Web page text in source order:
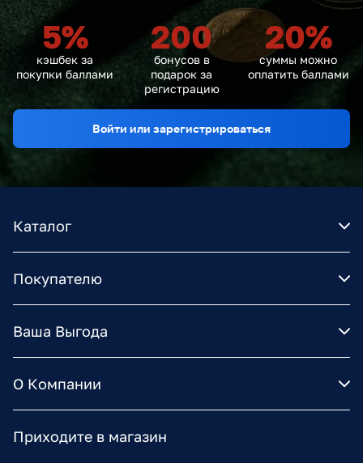
5%
кэшбек за
покупки баллами
200
бонусов в
подарок за
регистрацию
20%
суммы можно
оплатить баллами
Войти или зарегистрироваться
Каталог
Покупателю
Ваша Выгода
О Компании
Приходите в магазин